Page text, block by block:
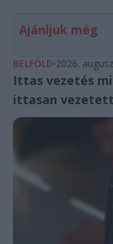
Ajánljuk még
BELFÖLD 2026.
Ittas vezetés
ittasan